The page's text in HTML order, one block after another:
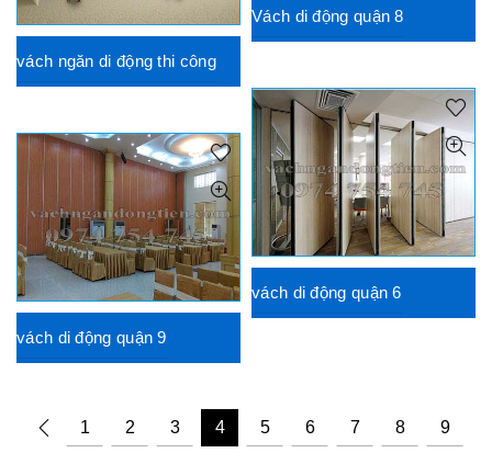
Vách di động quận 8
vách ngăn di động thi công
vách di động quận 6
vách di động quận 9
1 2 3 4 5 6 7 8
9